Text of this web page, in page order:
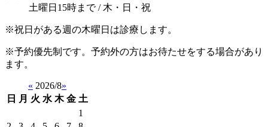
土曜日15時まで / 木・日・祝
※祝日がある週の木曜日は診療します。
※予約優先制です。予約外の方はお待たせをする場合があり
ます。
« 2026/8»
日
月 火 水 木 金 土
1